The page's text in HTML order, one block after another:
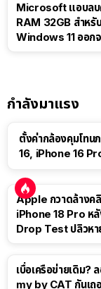
Microsoft แอบลบ
RAM 32GB สำหรั
Windows 11 ออกจ
กำลังมาแรง
ตั้งค่ากล้องคุมโท
16, iPhone 16
Apple กวาดล้างค
iPhone 18 Pro ห
Drop Test ปลิวหา
เบื่อเครือข่ายเดิม?
my by CAT กันเถ